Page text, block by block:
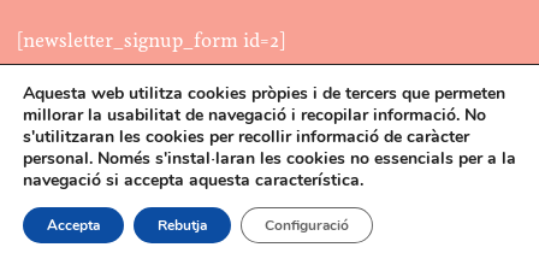
[newsletter_signup_form id=2]
LEGAL
Política de cookies
©2022
Disseny:
Aquesta web utilitza cookies pròpies i de tercers que permeten
millorar la usabilitat de navegació i recopilar informació. No
s'utilitzaran les cookies per recollir informació de caràcter
personal. Només s'instal·laran les cookies no essencials per a la
navegació si accepta aquesta característica.
Accepta Rebutja Configuració